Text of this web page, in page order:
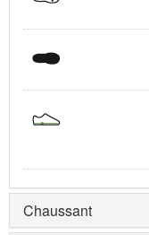
Chaussant